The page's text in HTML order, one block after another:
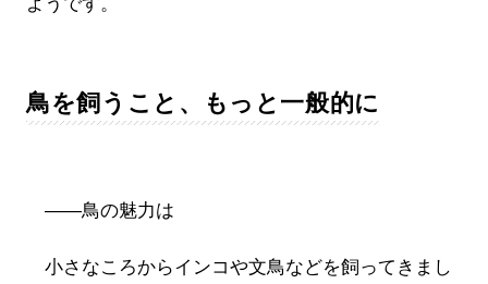
鳥を飼うこと、もっと一般的に
――鳥の魅力は
小さなころからインコや文鳥などを飼ってきまし